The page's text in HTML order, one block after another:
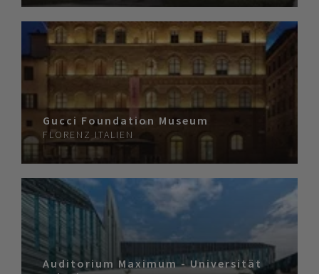
Gucci Foundation Museum
FLORENZ ITALIEN
Auditorium Maximum - Universität